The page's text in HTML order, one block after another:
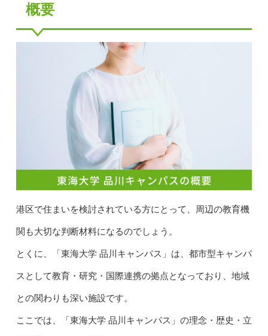
概要
港区で住まいを検討されている方にとって、周辺の教育機
関も大切な判断材料になるのでしょう。
とくに、「東海大学 品川キャンパス」は、都市型キャンパ
スとして教育・研究・国際連携の拠点となっており、地域
との関わりも深い施設です。
ここでは、「東海大学 品川キャンパス」の理念・歴史・立